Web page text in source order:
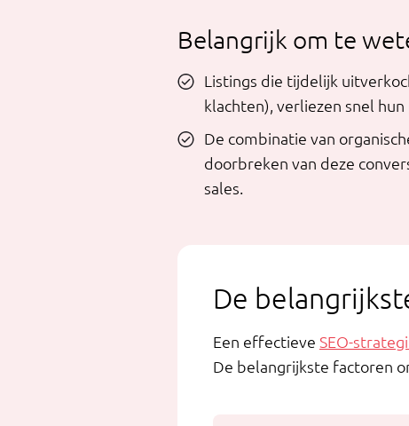
Belangrijk om te
Listings die tijdelijk
klachten), verliezen snel
De combinatie van
doorbreken van deze
sales.
De
Een effectieve SEO-
De belangrijkste factoren